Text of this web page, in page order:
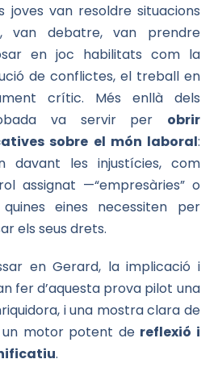
joves van resoldre situacions
van debatre, van prendre
en joc habilitats com la
de conflictes, el treball en
crític. Més enllà dels
va servir per obrir
sobre el món laboral:
davant les injustícies, com
assignat —“empresàries” o
eines necessiten per
els seus drets.
en Gerard, la implicació i
fer d’aquesta prova pilot una
i una mostra clara de
motor potent de reflexió i
.